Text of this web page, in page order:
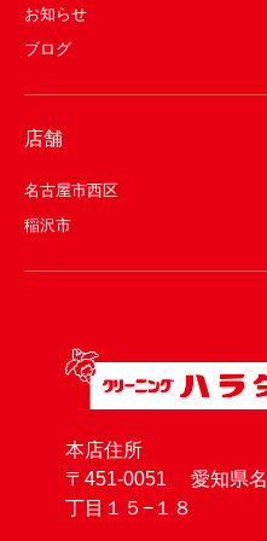
お知らせ
ブログ
店舗
名古屋市西区
稲沢市
本店住所
〒451-0051 愛知県名
丁目１５−１８